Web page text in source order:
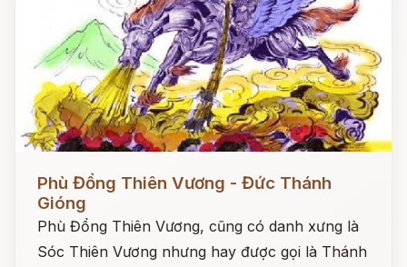
Phù Đổng Thiên Vương - Đức Thánh
Gióng
Phù Đổng Thiên Vương, cũng có danh xưng là
Sóc Thiên Vương nhưng hay được gọi là Thánh